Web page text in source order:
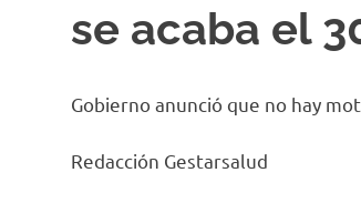
se acaba el
Gobierno anunció que no hay
Redacción Gestarsalud